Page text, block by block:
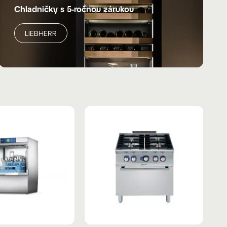
Chladničky s 5-ročnou zárukou
LIEBHERR